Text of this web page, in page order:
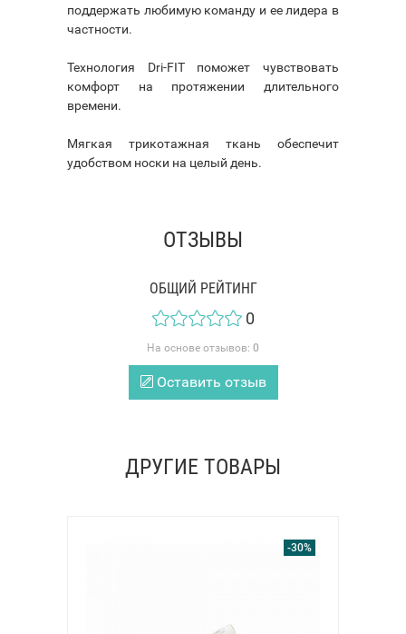
поддержать любимую команду и ее лидера в
частности.
Технология Dri-FIT поможет чувствовать
комфорт на протяжении длительного
времени.
Мягкая трикотажная ткань обеспечит
удобством носки на целый день.
ОТЗЫВЫ
ОБЩИЙ РЕЙТИНГ
0
На основе отзывов: 0
Оставить отзыв
ДРУГИЕ ТОВАРЫ
-30%